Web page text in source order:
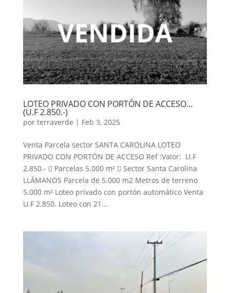
LOTEO PRIVADO CON PORTÓN DE ACCESO…
(U.F 2.850.-)
por terraverde | Feb 3, 2025
Venta Parcela sector SANTA CAROLINA LOTEO
PRIVADO CON PORTÓN DE ACCESO Ref :Valor: U.F
2.850.-  Parcelas 5.000 m²  Sector Santa Carolina
LLÁMANOS Parcela de 5.000 m2 Metros de terreno
5.000 m² Loteo privado con portón automático Venta
U.F 2.850. Loteo con 21...